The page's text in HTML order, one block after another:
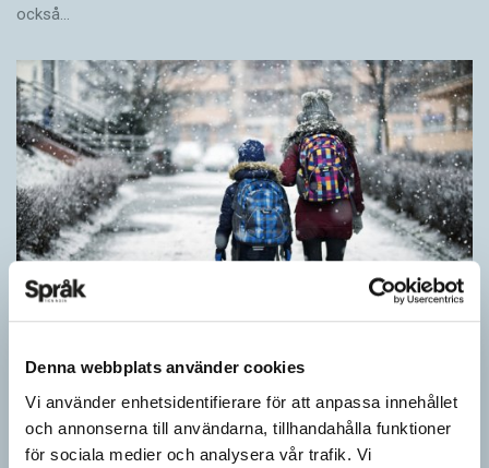
Denna webbplats använder cookies
Vi använder enhetsidentifierare för att anpassa innehållet
och annonserna till användarna, tillhandahålla funktioner
för sociala medier och analysera vår trafik. Vi
också…
SPRÅKBLOGGEN
Grundsärskola byter namn till anpassad grundskola och